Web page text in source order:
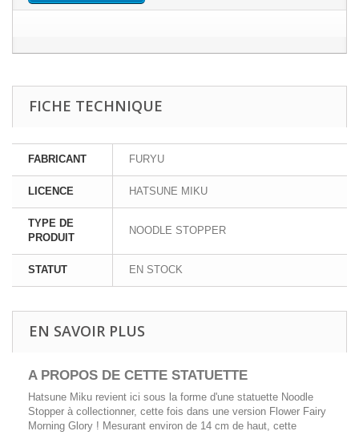
FICHE TECHNIQUE
FABRICANT FURYU
LICENCE HATSUNE MIKU
TYPE DE
PRODUIT
NOODLE STOPPER
STATUT EN STOCK
EN SAVOIR PLUS
A PROPOS DE CETTE STATUETTE
Hatsune Miku revient ici sous la forme d'une statuette Noodle
Stopper à collectionner, cette fois dans une version Flower Fairy
Morning Glory ! Mesurant environ de 14 cm de haut, cette